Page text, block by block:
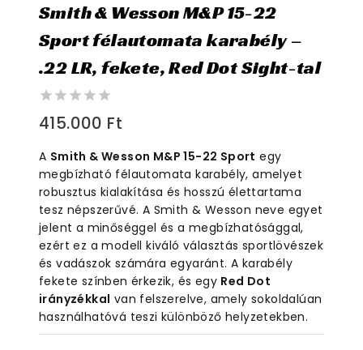
Smith & Wesson M&P 15-22
Sport félautomata karabély –
.22 LR, fekete, Red Dot Sight-tal
0
out
5
415.000 Ft
A Smith & Wesson M&P 15-22 Sport egy
megbízható félautomata karabély, amelyet
robusztus kialakítása és hosszú élettartama
tesz népszerűvé. A Smith & Wesson neve egyet
jelent a minőséggel és a megbízhatósággal,
ezért ez a modell kiváló választás sportlövészek
és vadászok számára egyaránt. A karabély
fekete színben érkezik, és egy Red Dot
irányzékkal van felszerelve, amely sokoldalúan
használhatóvá teszi különböző helyzetekben.